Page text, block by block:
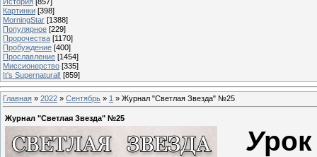
Картинки [398]
MorningStar [1388]
Популярное [229]
Пророчества [1170]
Пробуждение [400]
Прославление [1454]
Миссионерство [335]
It's Supernatural! [859]
Главная » 2022 » Сентябрь » 1 » Журнал "Светлая Звезда" №25
Журнал "Светлая Звезда" №25
У